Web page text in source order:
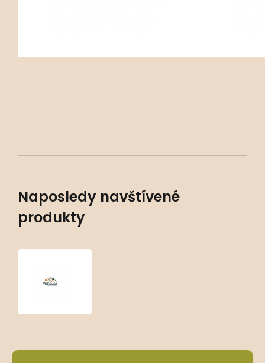
Naposledy navštívené
produkty